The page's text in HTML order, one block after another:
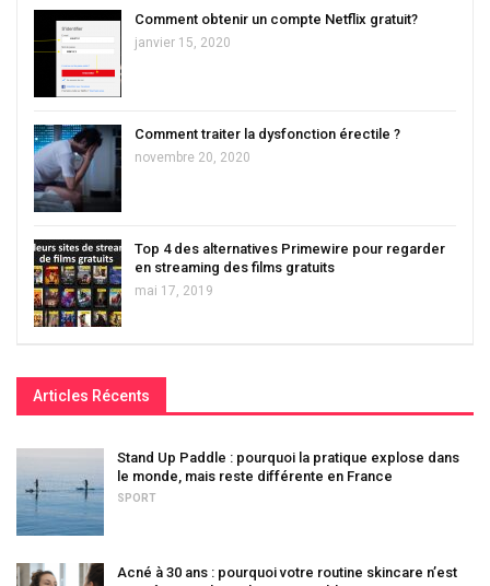
Comment obtenir un compte Netflix gratuit?
janvier 15, 2020
Comment traiter la dysfonction érectile ?
novembre 20, 2020
Top 4 des alternatives Primewire pour regarder
en streaming des films gratuits
mai 17, 2019
Articles Récents
Stand Up Paddle : pourquoi la pratique explose dans
le monde, mais reste différente en France
SPORT
Acné à 30 ans : pourquoi votre routine skincare n’est